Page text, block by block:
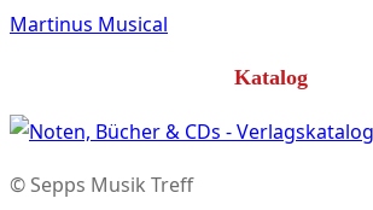
Martinus Musical
Katalog
© Sepps Musik Treff